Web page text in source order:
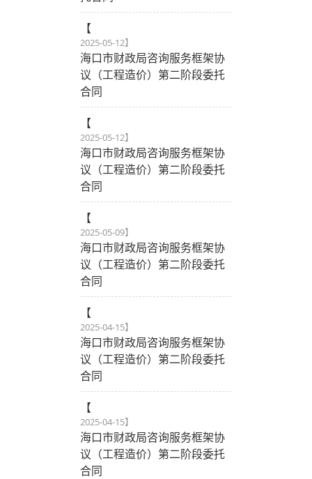
【
2025-05-12】
海口市财政局咨询服务框架协
议（工程造价）第二阶段委托
合同
【
2025-05-12】
海口市财政局咨询服务框架协
议（工程造价）第二阶段委托
合同
【
2025-05-09】
海口市财政局咨询服务框架协
议（工程造价）第二阶段委托
合同
【
2025-04-15】
海口市财政局咨询服务框架协
议（工程造价）第二阶段委托
合同
【
2025-04-15】
海口市财政局咨询服务框架协
议（工程造价）第二阶段委托
合同